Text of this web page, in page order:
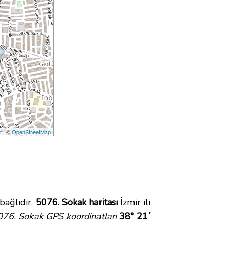
| ©OpenStreetMap
5076. Sokak haritası İzmir ili
Sokak GPS koordinatları 38° 21´